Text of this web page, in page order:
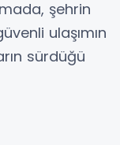
şehrin
ulaşımın
sürdüğü